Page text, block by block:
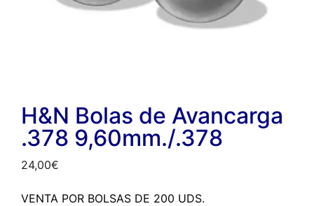
H&N Bolas de Avancarga
.378 9,60mm./.378
24,00€
VENTA POR BOLSAS DE 200 UDS.